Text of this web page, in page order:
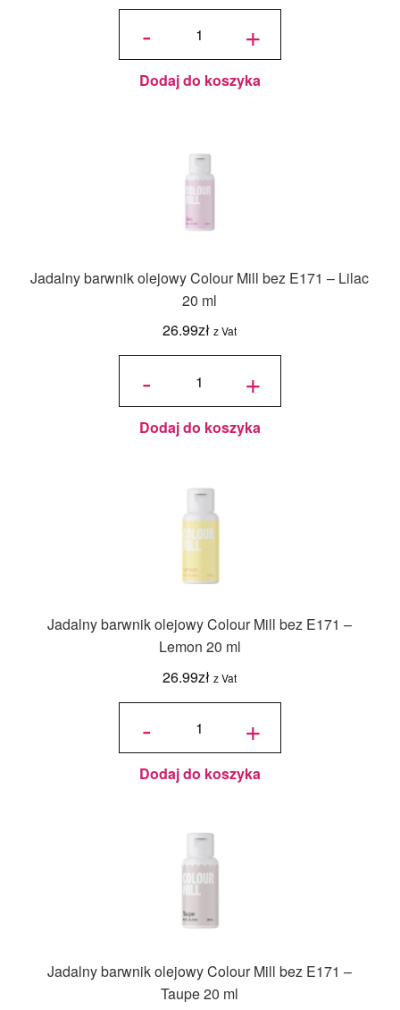
-
ilość
olejowy
Colour
E171 -
Red
+
Dodaj do koszyka
Jadalny barwnik olejowy Colour Mill bez E171 – Lilac
20 ml
26.99zł z Vat
-
ilość
olejowy
Colour
Mill bez
E171 -
Lilac 20
+
Dodaj do koszyka
Jadalny barwnik olejowy Colour Mill bez E171 –
Lemon 20 ml
26.99zł z Vat
-
ilość
olejowy
Colour
Mill bez
E171 -
Lemon
+
Dodaj do koszyka
Jadalny barwnik olejowy Colour Mill bez E171 –
Taupe 20 ml